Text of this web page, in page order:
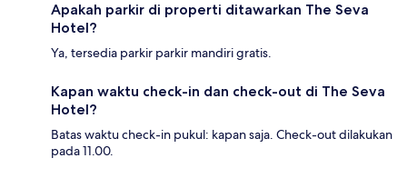
Apakah parkir di properti ditawarkan The Seva
Hotel?
Ya, tersedia parkir parkir mandiri gratis.
Kapan waktu check-in dan check-out di The Seva
Hotel?
Batas waktu check-in pukul: kapan saja. Check-out dilakukan
pada 11.00.